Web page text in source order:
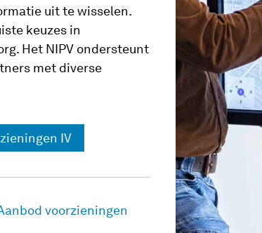
uit te wisselen.
keuzes in
Het NIPV ondersteunt
met diverse
IV
voorzieningen